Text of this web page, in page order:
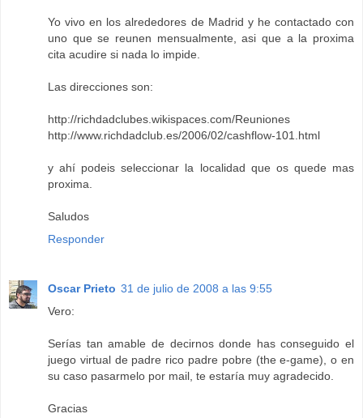
Yo vivo en los alrededores de Madrid y he contactado con
uno que se reunen mensualmente, asi que a la proxima
cita acudire si nada lo impide.
Las direcciones son:
http://richdadclubes.wikispaces.com/Reuniones
http://www.richdadclub.es/2006/02/cashflow-101.html
y ahí podeis seleccionar la localidad que os quede mas
proxima.
Saludos
Responder
Oscar Prieto 31 de julio de 2008 a las 9:55
Vero:
Serías tan amable de decirnos donde has conseguido el
juego virtual de padre rico padre pobre (the e-game), o en
su caso pasarmelo por mail, te estaría muy agradecido.
Gracias